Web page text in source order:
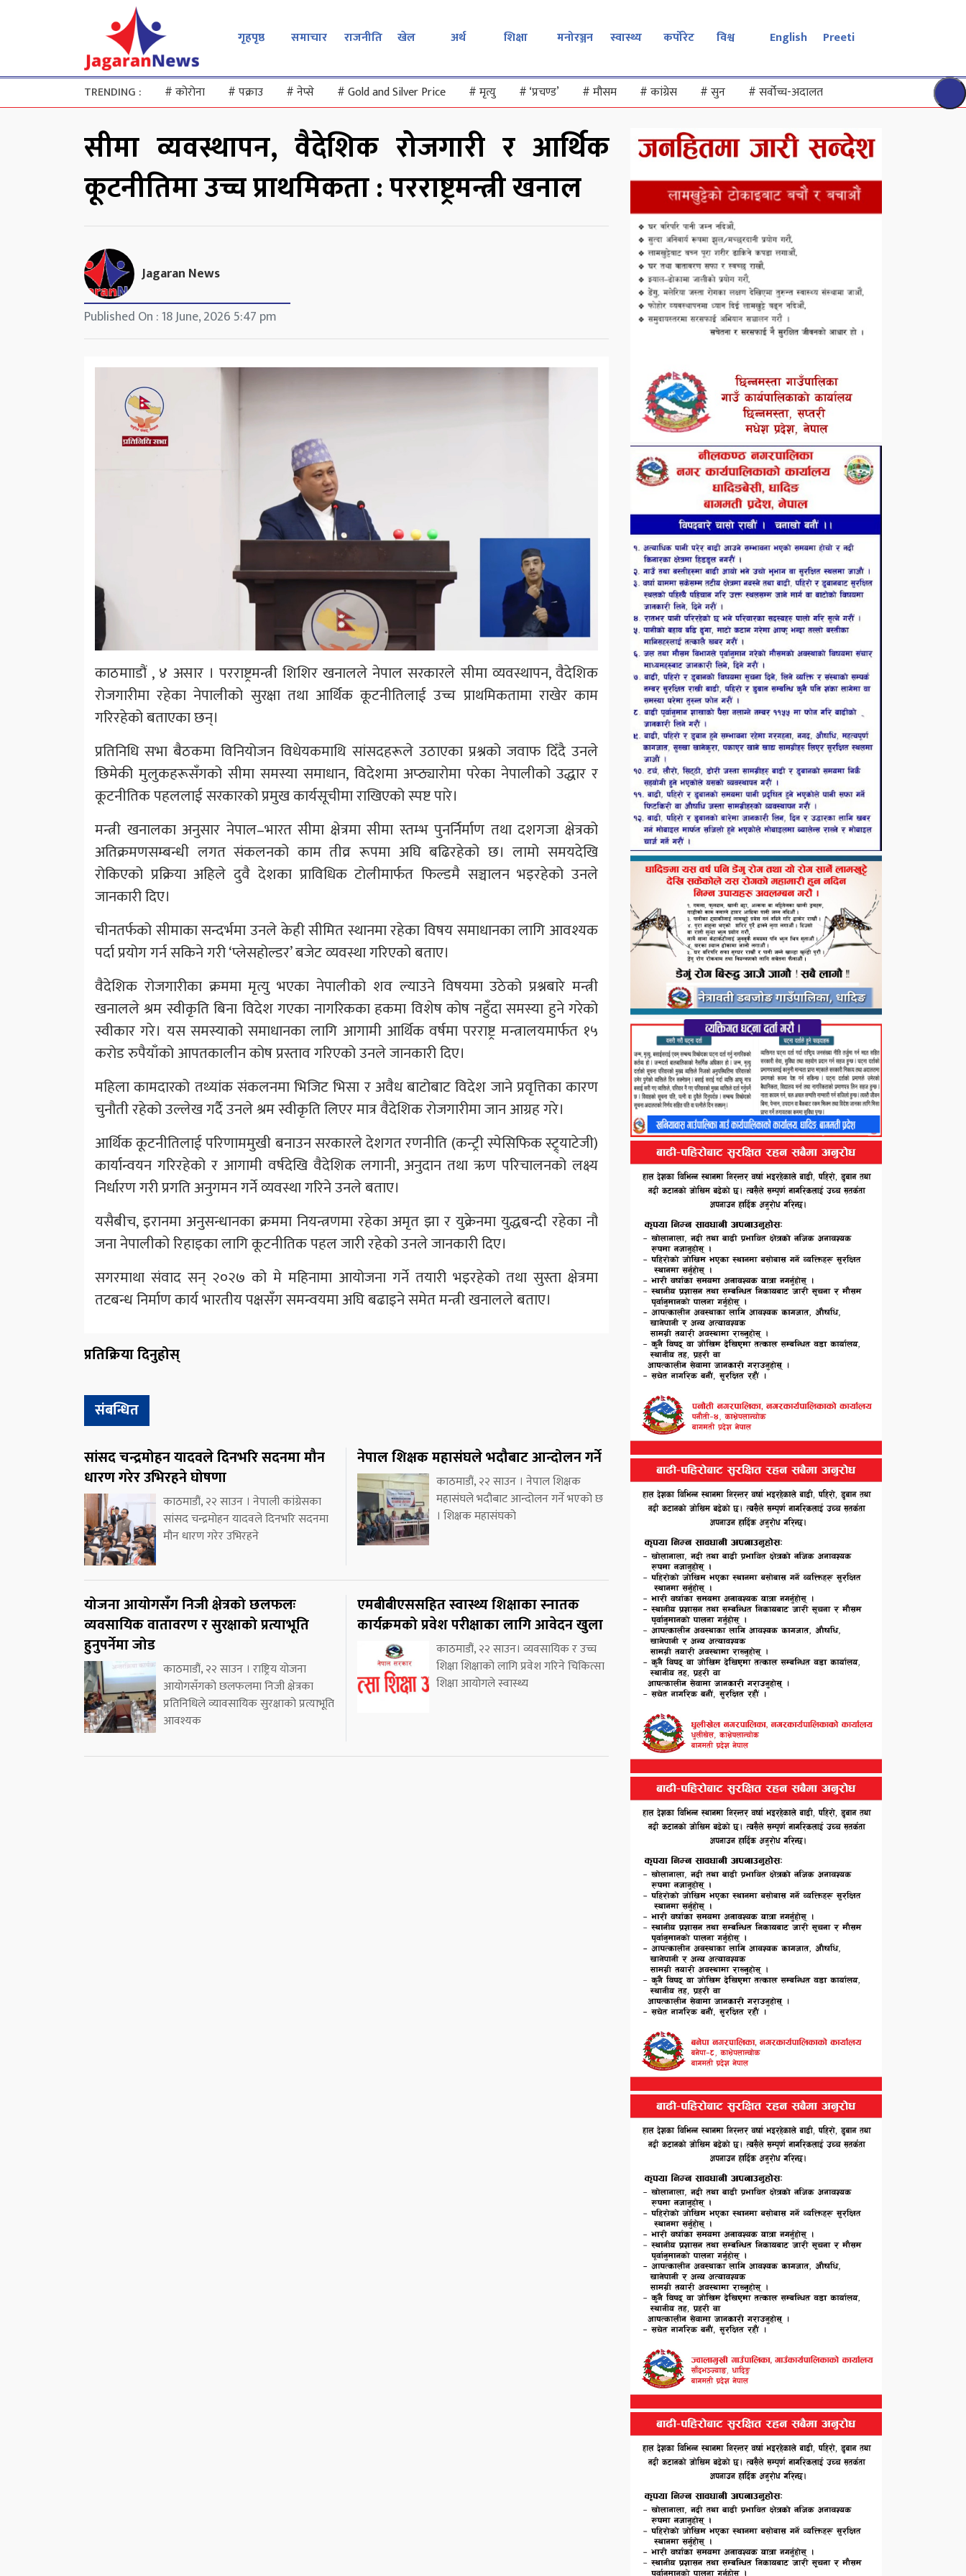
गृहपृष्ठ समाचार राजनीति खेल अर्थ शिक्षा मनोरञ्जन स्वास्थ्य कर्पोरेट विश्व English Preeti
TRENDING : #कोरोना #पक्राउ #नेप्से #Gold and Silver Price #मृत्यु #‘प्रचण्ड’ #मौसम #कांग्रेस #सुन #सर्वोच्च-अदालत
सीमा व्यवस्थापन, वैदेशिक रोजगारी र आर्थिक
कूटनीतिमा उच्च प्राथमिकता : परराष्ट्रमन्त्री खनाल
Jagaran News
Published On : 18 June, 2026 5:47 pm
काठमााडौं , ४ असार । परराष्ट्रमन्त्री शिशिर खनालले नेपाल सरकारले सीमा व्यवस्थापन, वैदेशिक
रोजगारीमा रहेका नेपालीको सुरक्षा तथा आर्थिक कूटनीतिलाई उच्च प्राथमिकतामा राखेर काम
गरिरहेको बताएका छन्।
प्रतिनिधि सभा बैठकमा विनियोजन विधेयकमाथि सांसदहरूले उठाएका प्रश्नको जवाफ दिँदै उनले
छिमेकी मुलुकहरूसँगको सीमा समस्या समाधान, विदेशमा अप्ठ्यारोमा परेका नेपालीको उद्धार र
कूटनीतिक पहललाई सरकारको प्रमुख कार्यसूचीमा राखिएको स्पष्ट पारे।
मन्त्री खनालका अनुसार नेपाल–भारत सीमा क्षेत्रमा सीमा स्तम्भ पुनर्निर्माण तथा दशगजा क्षेत्रको
अतिक्रमणसम्बन्धी लगत संकलनको काम तीव्र रूपमा अघि बढिरहेको छ। लामो समयदेखि
रोकिएको प्रक्रिया अहिले दुवै देशका प्राविधिक टोलीमार्फत फिल्डमै सञ्चालन भइरहेको उनले
जानकारी दिए।
चीनतर्फको सीमाका सन्दर्भमा उनले केही सीमित स्थानमा रहेका विषय समाधानका लागि आवश्यक
पर्दा प्रयोग गर्न सकिने गरी ‘प्लेसहोल्डर’ बजेट व्यवस्था गरिएको बताए।
वैदेशिक रोजगारीका क्रममा मृत्यु भएका नेपालीको शव ल्याउने विषयमा उठेको प्रश्नबारे मन्त्री
खनालले श्रम स्वीकृति बिना विदेश गएका नागरिकका हकमा विशेष कोष नहुँदा समस्या हुने गरेको
स्वीकार गरे। यस समस्याको समाधानका लागि आगामी आर्थिक वर्षमा परराष्ट्र मन्त्रालयमार्फत १५
करोड रुपैयाँको आपतकालीन कोष प्रस्ताव गरिएको उनले जानकारी दिए।
महिला कामदारको तथ्यांक संकलनमा भिजिट भिसा र अवैध बाटोबाट विदेश जाने प्रवृत्तिका कारण
चुनौती रहेको उल्लेख गर्दै उनले श्रम स्वीकृति लिएर मात्र वैदेशिक रोजगारीमा जान आग्रह गरे।
आर्थिक कूटनीतिलाई परिणाममुखी बनाउन सरकारले देशगत रणनीति (कन्ट्री स्पेसिफिक स्ट्र्याटेजी)
कार्यान्वयन गरिरहेको र आगामी वर्षदेखि वैदेशिक लगानी, अनुदान तथा ऋण परिचालनको लक्ष्य
निर्धारण गरी प्रगति अनुगमन गर्ने व्यवस्था गरिने उनले बताए।
यसैबीच, इरानमा अनुसन्धानका क्रममा नियन्त्रणमा रहेका अमृत झा र युक्रेनमा युद्धबन्दी रहेका नौ
जना नेपालीको रिहाइका लागि कूटनीतिक पहल जारी रहेको उनले जानकारी दिए।
सगरमाथा संवाद सन् २०२७ को मे महिनामा आयोजना गर्ने तयारी भइरहेको तथा सुस्ता क्षेत्रमा
तटबन्ध निर्माण कार्य भारतीय पक्षसँग समन्वयमा अघि बढाइने समेत मन्त्री खनालले बताए।
प्रतिक्रिया दिनुहोस्
संबन्धित
सांसद चन्द्रमोहन यादवले दिनभरि सदनमा मौन
धारण गरेर उभिरहने घोषणा
काठमाडौं, २२ साउन । नेपाली कांग्रेसका
सांसद चन्द्रमोहन यादवले दिनभरि सदनमा
मौन धारण गरेर उभिरहने
नेपाल शिक्षक महासंघले भदौबाट आन्दोलन गर्ने
काठमाडौं, २२ साउन । नेपाल शिक्षक
महासंघले भदौबाट आन्दोलन गर्ने भएको छ
। शिक्षक महासंघको
योजना आयोगसँग निजी क्षेत्रको छलफलः
व्यवसायिक वातावरण र सुरक्षाको प्रत्याभूति
हुनुपर्नेमा जोड
काठमाडौं, २२ साउन । राष्ट्रिय योजना
आयोगसँगको छलफलमा निजी क्षेत्रका
प्रतिनिधिले व्यावसायिक सुरक्षाको प्रत्याभूति
आवश्यक
एमबीबीएससहित स्वास्थ्य शिक्षाका स्नातक
कार्यक्रमको प्रवेश परीक्षाका लागि आवेदन खुला
काठमाडौं, २२ साउन। व्यवसायिक र उच्च
शिक्षा शिक्षाको लागि प्रवेश गरिने चिकित्सा
शिक्षा आयोगले स्वास्थ्य